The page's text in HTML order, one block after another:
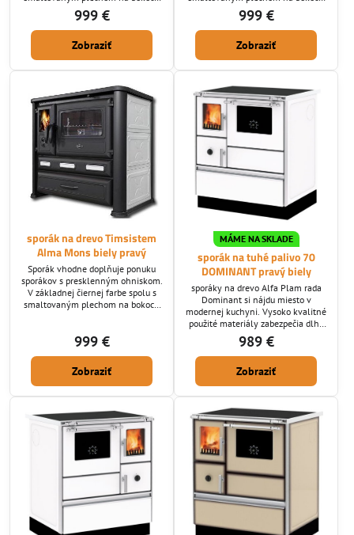
zapadne do akéhokoľvek interiéru.
Napojenie je pravé horné alebo
zadné a dá sa meniť.
999 €
Zobraziť
zapadne do akéhokoľvek interiéru.
Napojenie je ľavé horné alebo
zadné a dá sa meniť.
999 €
Zobraziť
sporák na drevo Timsistem
Alma Mons biely pravý
Sporák vhodne doplňuje ponuku
sporákov s presklenným ohniskom.
V základnej čiernej farbe spolu s
smaltovaným plechom na bokoch
zadné a dá sa meniť.
999 €
Zobraziť
MÁME NA SKLADE
sporák na tuhé palivo 70
DOMINANT pravý biely
sporáky na drevo Alfa Plam rada
Dominant si nájdu miesto v
modernej kuchyni. Vysoko kvalitné
použité materiály zabezpečia dlhú
životnosť. Dymovod ktorý
potrebujete nám zadajte pri
vypisovaní objednávky: horný/
zadný /bočný.- ECO Design norma :
989 €
Zobraziť